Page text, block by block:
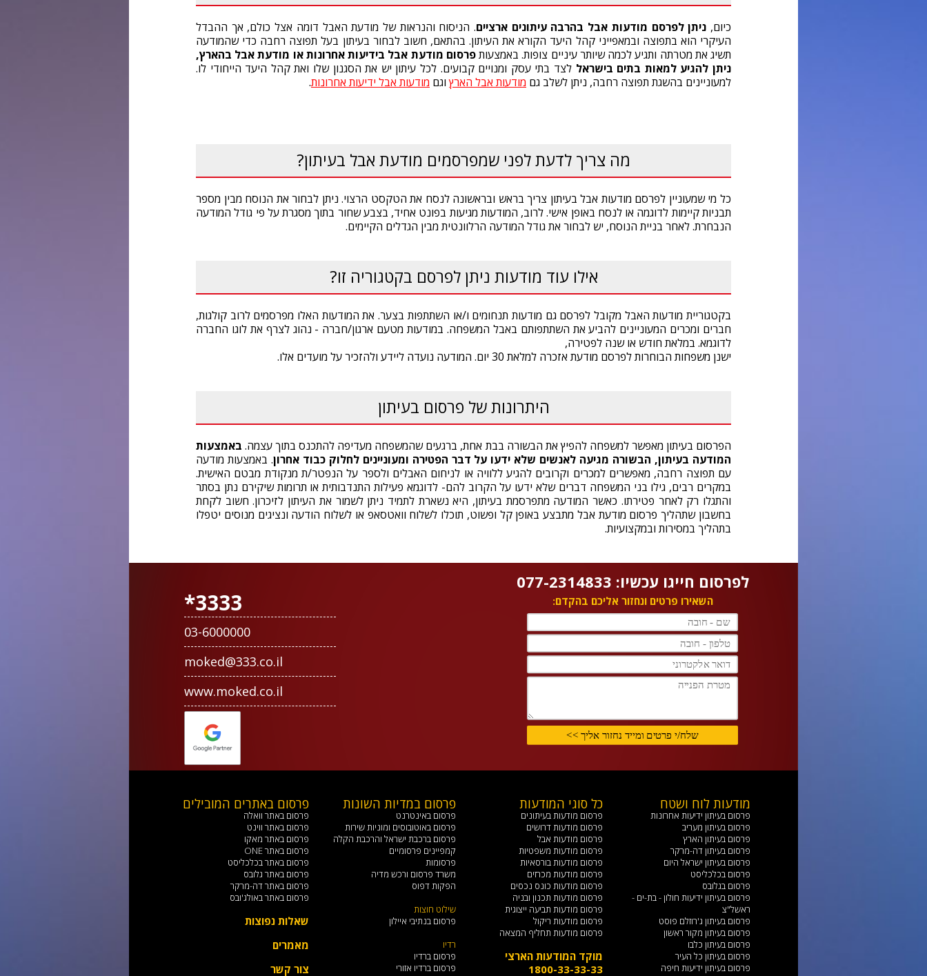
כיום, ניתן לפרסם מודעות אבל בהרבה עיתונים ארציים. הניסוח והנראות של מודעת האבל דומה אצל כולם, אך ההבדל
העיקרי הוא בתפוצה ובמאפייני קהל היעד הקורא את העיתון. בהתאם, חשוב לבחור בעיתון בעל תפוצה רחבה כדי שהמודעה
תשיג את מטרתה ותגיע לכמה שיותר עיניים צופות. באמצעותפרסום מודעת אבל בידיעות אחרונות או מודעת אבל בהארץ,
ניתן להגיע למאות בתים בישראל לצד בתי עסק ומנויים קבועים. לכל עיתון יש את הסגנון שלו ואת קהל היעד הייחודי לו.
למעוניינים בהשגת תפוצה רחבה, ניתן לשלב גם מודעות אבל הארץוגם מודעות אבל ידיעות אחרונות.
מה צריך לדעת לפני שמפרסמים מודעת אבל בעיתון?
כל מי שמעוניין לפרסם מודעות אבל בעיתון צריך בראש ובראשונה לנסח את הטקסט הרצוי. ניתן לבחור את הנוסח מבין מספר
תבניות קיימות לדוגמה או לנסח באופן אישי. לרוב, המודעות מגיעות בפונט אחיד, בצבע שחור בתוך מסגרת על פי גודל המודעה
הנבחרת. לאחר בניית הנוסח, יש לבחור את גודל המודעה הרלוונטית מבין הגדלים הקיימים.
אילו עוד מודעות ניתן לפרסם בקטגוריה זו?
בקטגוריית מודעות האבל מקובל לפרסם גם מודעות תנחומים ו/או השתתפות בצער. את המודעות האלו מפרסמים לרוב קולגות,
חברים ומכרים המעוניינים להביע את השתתפותם באבל המשפחה. במודעות מטעם ארגון/חברה - נהוג לצרף את לוגו החברה
לדוגמא. במלאת חודש או שנה לפטירה,
ישנן משפחות הבוחרות לפרסם מודעת אזכרה למלאת 30 יום. המודעה נועדה ליידע ולהזכיר על מועדים אלו.
היתרונות של פרסום בעיתון
הפרסום בעיתון מאפשר למשפחה להפיץ את הבשורה בבת אחת, ברגעים שהמשפחה מעדיפה להתכנס בתוך עצמה. באמצעות
המודעה בעיתון, הבשורה מגיעה לאנשים שלא ידעו על דבר הפטירה ומעוניינים לחלוק כבוד אחרון. באמצעות מודעה
עם תפוצה רחבה, מאפשרים למכרים וקרובים להגיע ללוויה או לניחום האבלים ולספר על הנפטר/ת מנקודת מבטם האישית.
במקרים רבים, גילו בני המשפחה דברים שלא ידעו על הקרוב להם- לדוגמא פעילות התנדבותית או תרומות שיקירם נתן בסתר
והתגלו רק לאחר פטירתו. כאשר המודעה מתפרסמת בעיתון, היא נשארת לתמיד ניתן לשמור את העיתון לזיכרון. חשוב לקחת
בחשבון שתהליך פרסום מודעת אבל מתבצע באופן קל ופשוט, תוכלו לשלוח וואטסאפ או לשלוח הודעה ונציגים מנוסים יטפלו
בתהליך במסירות ובמקצועיות.
לפרסום חייגו עכשיו: 077-2314833
השאירו פרטים ונחזור אליכם בהקדם: 3333*
03-6000000
moked@333.co.il
www.moked.co.il
מודעות לוח ושטח
פרסום בעיתון ידיעות אחרונות
פרסום בעיתון מעריב
פרסום בעיתון הארץ
פרסום בעיתון דה-מרקר
פרסום בעיתון ישראל היום
פרסום בכלכליסט
פרסום בגלובס
פרסום בעיתון ידיעות חולון - בת-ים -
ראשל"צ
פרסום בעיתון ג'רוזלם פוסט
פרסום בעיתון מקור ראשון
פרסום בעיתון כלבו
פרסום בעיתון כל העיר
פרסום בעיתון ידיעות חיפה
כל סוגי המודעות
פרסום מודעות בעיתונים
פרסום מודעות דרושים
פרסום מודעות אבל
פרסום מודעות משפטיות
פרסום מודעות בורסאיות
פרסום מודעות מכרזים
פרסום מודעות כונס נכסים
פרסום מודעות תכנון ובניה
פרסום מודעות תביעה ייצוגית
פרסום מודעות ריקול
פרסום מודעות תחליף המצאה
מוקד המודעות הארצי
1800-33-33-33
פרסום במדיות השונות
פרסום באינטרנט
פרסום באוטובוסים ומוניות שירות
פרסום ברכבת ישראל והרכבת הקלה
קמפיינים פרסומיים
פרסומות
משרד פרסום ורכש מדיה
הפקות דפוס
שילוט חוצות
פרסום בנתיבי איילון
רדיו
פרסום ברדיו
פרסום ברדיו אזורי
פרסום באתרים המובילים
פרסום באתר וואלה
פרסום באתר ווינט
פרסום באתר מאקו
פרסום באתר ONE
פרסום באתר בכלכליסט
פרסום באתר גלובס
פרסום באתר דה-מרקר
פרסום באתר באולג'ובס
שאלות נפוצות
מאמרים
צור קשר